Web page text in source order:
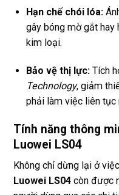
Hạn chế chói lóa:
gây bóng mờ gắt hay
kim loại.
Bảo vệ thị lực: Tích
Technology, giảm
phải làm việc liên tục
Tính năng thông
Luowei LS04
Không chỉ dừng lại ở
Luowei LS04 còn được